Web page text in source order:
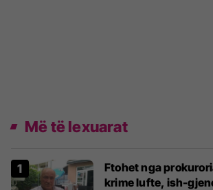
Më të lexuarat
Ftohet nga
krime lufte, ish-